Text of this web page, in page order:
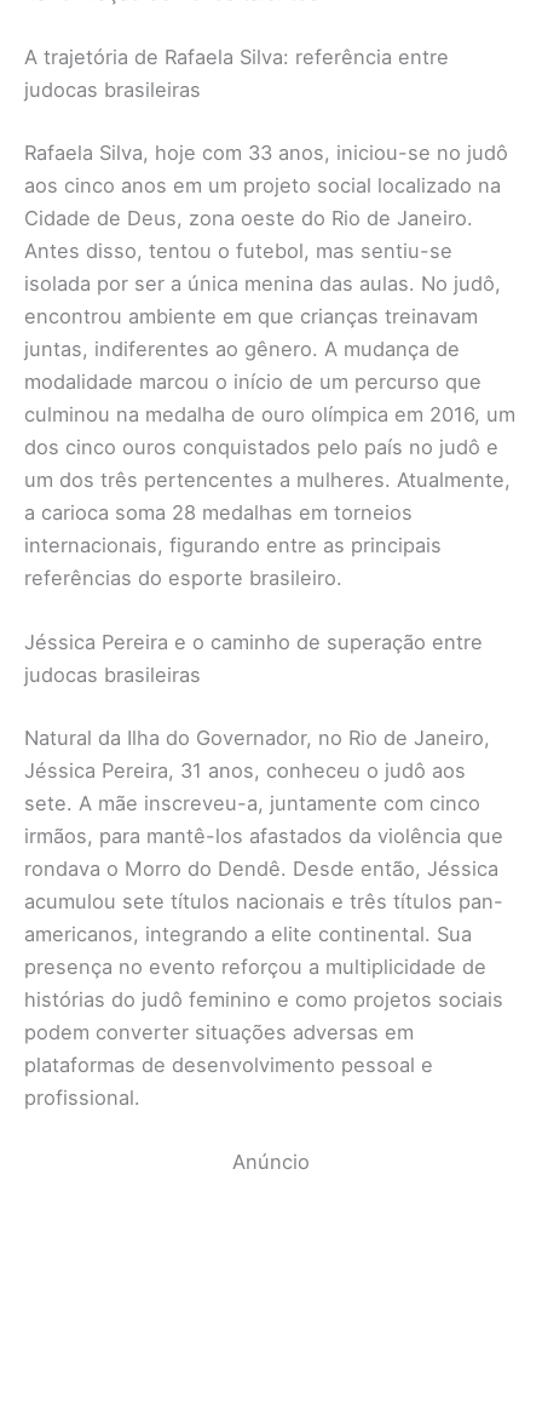
A trajetória de Rafaela Silva: referência entre
judocas brasileiras
Rafaela Silva, hoje com 33 anos, iniciou-se no judô
aos cinco anos em um projeto social localizado na
Cidade de Deus, zona oeste do Rio de Janeiro.
Antes disso, tentou o futebol, mas sentiu-se
isolada por ser a única menina das aulas. No judô,
encontrou ambiente em que crianças treinavam
juntas, indiferentes ao gênero. A mudança de
modalidade marcou o início de um percurso que
culminou na medalha de ouro olímpica em 2016, um
dos cinco ouros conquistados pelo país no judô e
um dos três pertencentes a mulheres. Atualmente,
a carioca soma 28 medalhas em torneios
internacionais, figurando entre as principais
referências do esporte brasileiro.
Jéssica Pereira e o caminho de superação entre
judocas brasileiras
Natural da Ilha do Governador, no Rio de Janeiro,
Jéssica Pereira, 31 anos, conheceu o judô aos
sete. A mãe inscreveu-a, juntamente com cinco
irmãos, para mantê-los afastados da violência que
rondava o Morro do Dendê. Desde então, Jéssica
acumulou sete títulos nacionais e três títulos pan-
americanos, integrando a elite continental. Sua
presença no evento reforçou a multiplicidade de
histórias do judô feminino e como projetos sociais
podem converter situações adversas em
plataformas de desenvolvimento pessoal e
profissional.
Anúncio